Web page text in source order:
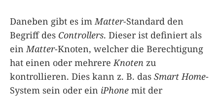
Daneben gibt es imMatter-Standard den
Begriff des Controllers. Dieser ist definiert als
einMatter-Knoten, welcher die Berechtigung
hat einen oder mehrereKnoten zu
kontrollieren. Dies kann z. B. das Smart Home-
System sein oder ein iPhone mit der